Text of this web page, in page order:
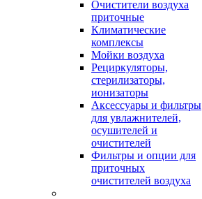
Очистители воздуха
приточные
Климатические
комплексы
Мойки воздуха
Рециркуляторы,
стерилизаторы,
ионизаторы
Аксессуары и фильтры
для увлажнителей,
осушителей и
очистителей
Фильтры и опции для
приточных
очистителей воздуха